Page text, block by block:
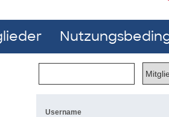
Username